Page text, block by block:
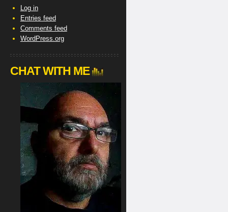
Log in
Entries feed
Comments feed
WordPress.org
CHAT WITH ME